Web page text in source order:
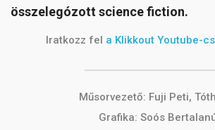
összelegózott science fiction.
Iratkozz fel a Klikkout Youtube-
Műsorvezető: Fuji Peti,
Grafika: Soós